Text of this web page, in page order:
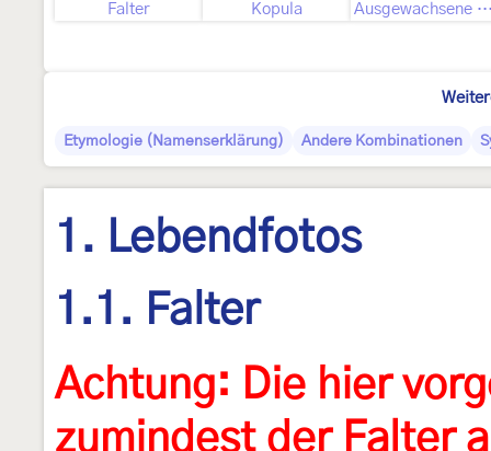
Falter Kopula Ausgewachsene
Etymologie (Namenserklärung) Andere Kombinationen
1. Lebendfotos
1.1. Falter
Achtung: Die hier
zumindest der Falter